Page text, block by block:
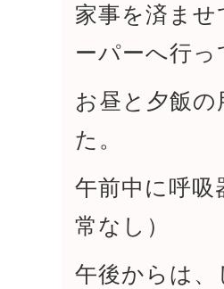
家事を済ま
ーパーへ行
お昼と夕飯
た。
午前中に呼吸
常なし）
午後からは